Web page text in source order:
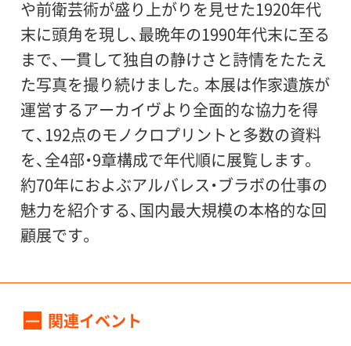
（火）は休館。
会場:
世田谷美術館 1階展示室
主催：
世田谷美術館（公益財団法人せたがや文化財
団）、読売新聞社、美術館連絡協議会
後援：
●リピーター割引会期中、本展有料チケッ
トの半券をご提示いただくと、2回目以降は
団体料金にてご覧いただけます。
●相互割引本展チケットで、写真に関連し
た下記の美術館の展覧会の観覧料が割引に
なります。
■三菱一号館美術館（東京・丸の内）
「ジュリア・マーガレット・キャメロン展」
一般：1600円→1500円、高校・大学生：1000円
→900円、小・中学生：500円→400円
や前衛芸術が盛り上がりを見せた1920年代
末に頭角を現し、最晩年の1990年代末に至る
まで、一貫して独自の静けさと詩情をたたえ
た写真を撮り続けました。本展は作家遺族が
運営するアーカイヴより全面的な協力を得
て、192点のモノクロプリントと多数の資料
を、全4部・9章構成で年代順に展覧します。
約70年におよぶアルバレス・ブラボの仕事の
魅力を紹介する、国内最大規模の本格的な回
顧展です。
関連イベント